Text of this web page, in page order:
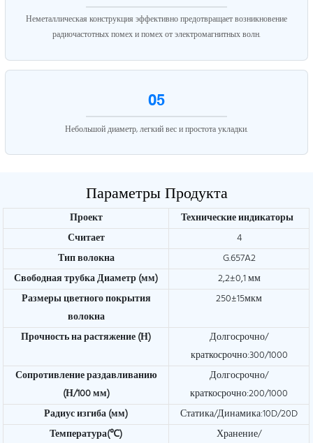
Неметаллическая конструкция эффективно предотвращает возникновение
радиочастотных помех и помех от электромагнитных волн.
05
Небольшой диаметр, легкий вес и простота укладки.
Параметры Продукта
Проект
Технические индикаторы
Считает
4
Тип волокна
G.657A2
Свободная трубкаДиаметр (мм)
2,2±0,1 мм
Размеры цветного покрытия
волокна
250±15мкм
Прочность на растяжение (Н)
Долгосрочно/
краткосрочно:300/1000
Сопротивление раздавливанию
(Н/100 мм)
Долгосрочно/
краткосрочно:200/1000
Радиус изгиба (мм)
Статика/Динамика:10D/20D
Температура(℃)
Хранение/